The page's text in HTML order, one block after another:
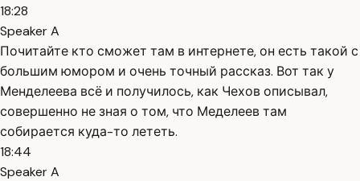
18:28
Speaker A
Почитайте кто сможет там в интернете, он есть такой с
большим юмором и очень точный рассказ. Вот так у
Менделеева всё и получилось, как Чехов описывал,
совершенно не зная о том, что Меделеев там
собирается куда-то лететь.
18:44
Speaker A